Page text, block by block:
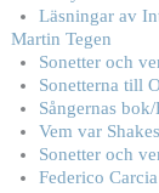
Läsningar av
Martin Tegen
Sonetter och
Sonetterna till
Sångernas
Vem var
Sonetter och
Federico